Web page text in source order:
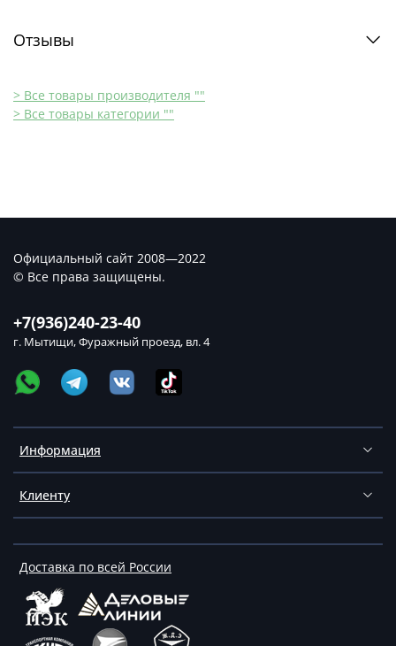
Отзывы
> Все товары производителя ""
> Все товары категории ""
Информация
Клиенту
Доставка по всей России
+7(936)240-23-40
г. Мытищи, Фуражный проезд, вл. 4
Официальный сайт 2008—2022
© Все права защищены.